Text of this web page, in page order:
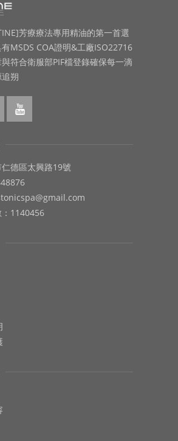
芳療療法專用精油的第一首選
MSDS COA證明&工廠ISO22716
符合衛服部PIF檔登錄確保每一滴
朔
德區太興路19號
：1140456